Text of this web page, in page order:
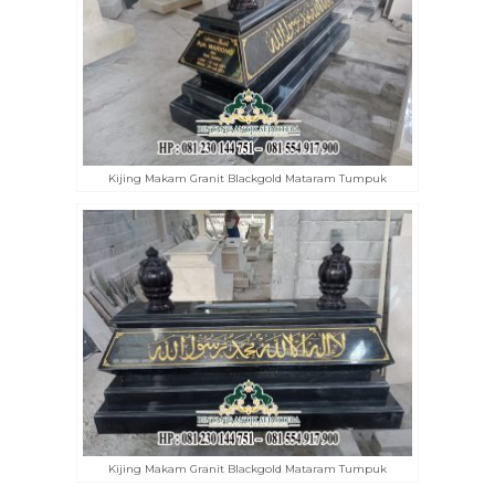
Kijing Makam Granit Blackgold Mataram Tumpuk
Kijing Makam Granit Blackgold Mataram Tumpuk